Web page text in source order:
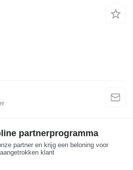
partnerprogramma
partner en krijg een beloning voor
klant